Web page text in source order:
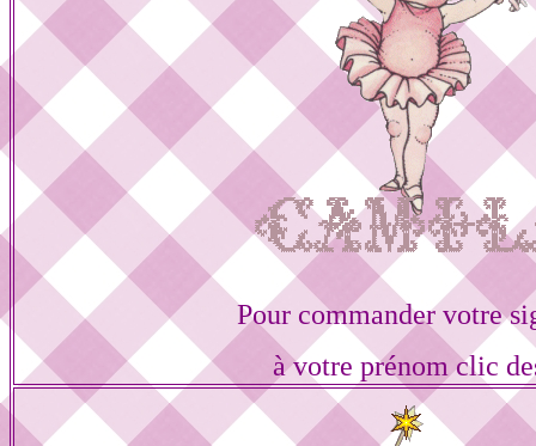
Pour commander votre
à votre prénom clic